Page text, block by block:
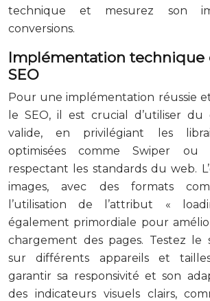
technique et mesurez son
conversions.
Implémentation technique
SEO
Pour une implémentation réussie
le SEO, il est crucial d’utiliser
valide, en privilégiant les
optimisées comme Swiper
respectant les standards du web.
images, avec des formats
l’utilisation de l’attribut «
également primordiale pour
chargement des pages. Testez le
sur différents appareils et
garantir sa responsivité et son
des indicateurs visuels clairs,